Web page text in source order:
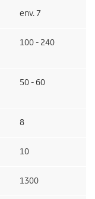
env. 7
100 - 240
50 - 60
8
10
1300